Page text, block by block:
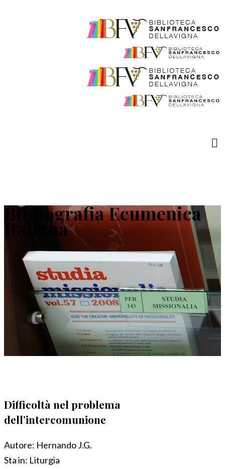
Bibliografia Ecumenica
Italiana
Difficoltà nel problema
dell’intercomunione
Autore: Hernando J.G.
Sta in: Liturgia